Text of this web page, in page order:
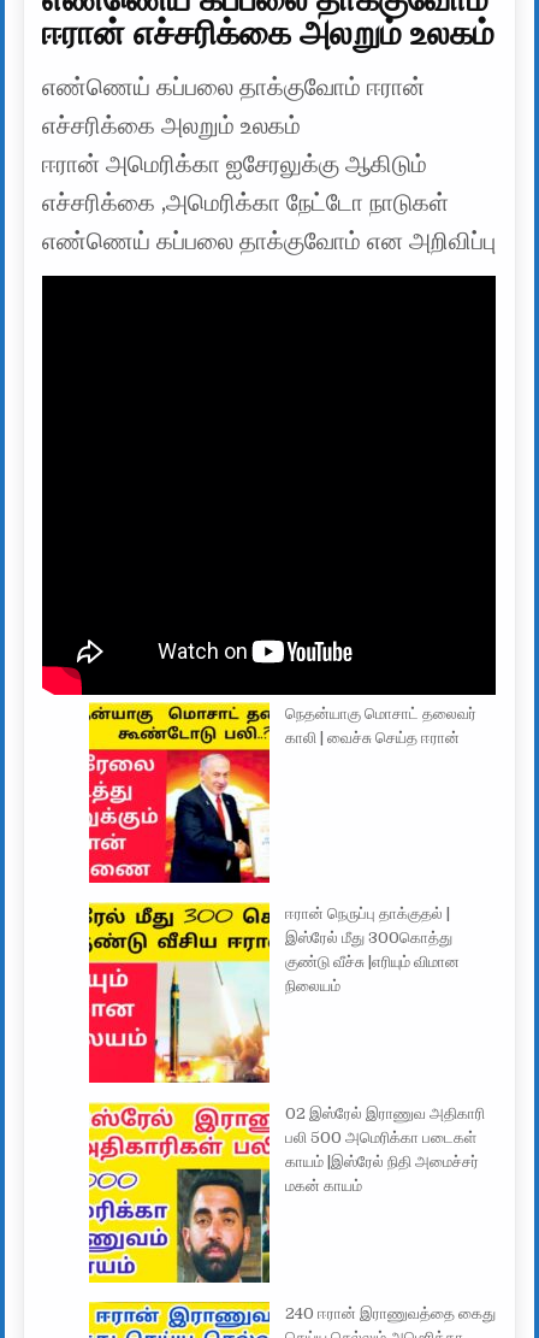
ஈரான் எச்சரிக்கை அலறும் உலகம்
எண்ணெய் கப்பலை தாக்குவோம் ஈரான்
எச்சரிக்கை அலறும் உலகம்
ஈரான் அமெரிக்கா ஐசேரலுக்கு ஆகிடும்
எச்சரிக்கை ,அமெரிக்கா நேட்டோ நாடுகள்
எண்ணெய் கப்பலை தாக்குவோம் என அறிவிப்பு
நெதன்யாகு மொசாட் தலைவர்
காலி | வைச்சு செய்த ஈரான்
ஈரான் நெருப்பு தாக்குதல் |
இஸ்ரேல் மீது 300கொத்து
குண்டு வீச்சு |எரியும் விமான
நிலையம்
02 இஸ்ரேல் இராணுவ அதிகாரி
பலி 500 அமெரிக்கா படைகள்
காயம் |இஸ்ரேல் நிதி அமைச்சர்
மகன் காயம்
240 ஈரான் இராணுவத்தை கைது